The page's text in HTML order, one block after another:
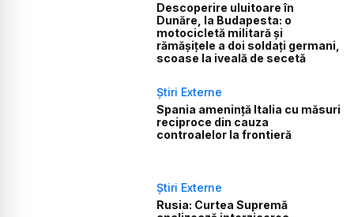
Descoperire uluitoare în
Dunăre, la Budapesta: o
motocicletă militară și
rămășițele a doi soldați germani,
scoase la iveală de secetă
Știri Externe
Spania amenință Italia cu măsuri
reciproce din cauza
controalelor la frontieră
Știri Externe
Rusia: Curtea Supremă